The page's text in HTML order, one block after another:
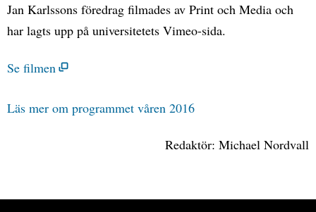
Jan Karlssons föredrag filmades av Print och Media och
har lagts upp på universitetets Vimeo-sida.
Se filmen
Läs mer om programmet våren 2016
Redaktör: Michael Nordvall